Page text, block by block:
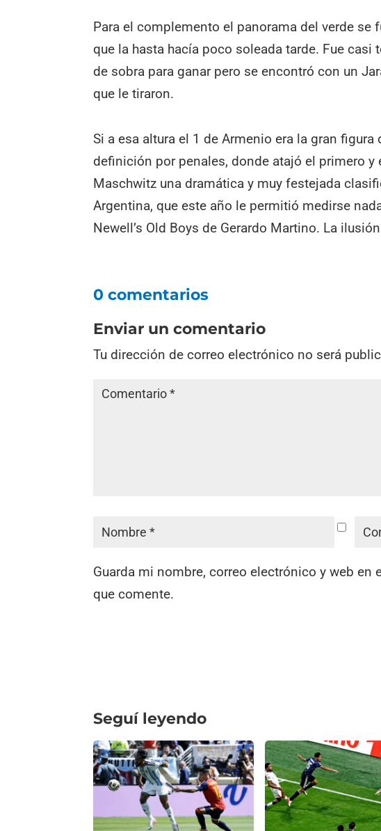
Para el complemento el panorama del verde se
que la hasta hacía poco soleada tarde. Fue
de sobra para ganar pero se encontró con un
que le tiraron.
Si a esa altura el 1 de Armenio era la gran
definición por penales, donde atajó el primero y
Maschwitz una dramática y muy festejada
Argentina, que este año le permitió medirse
Newell’s Old Boys de Gerardo Martino. La
0 comentarios
Enviar un comentario
Tu dirección de correo electrónico no será
Guarda mi nombre, correo electrónico y web en
que comente.
Seguí leyendo